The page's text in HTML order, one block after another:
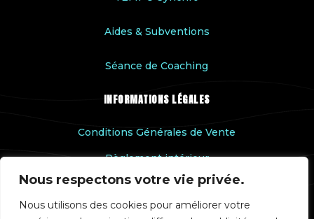
Nous respectons votre vie privée.
Nous utilisons des cookies pour améliorer votre
Aides & Subventions
Séance de Coaching
INFORMATIONS LÉGALES
Conditions Générales de Vente
Règlement intérieur
Accessibilité handicap
Rapport qualité